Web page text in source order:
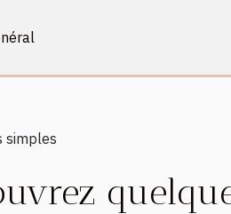
simples